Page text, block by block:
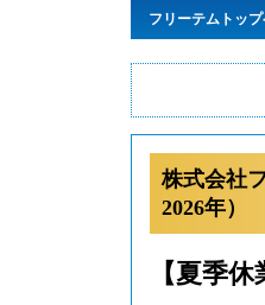
フリーテムトッ
株式会社
2026年）
【夏季